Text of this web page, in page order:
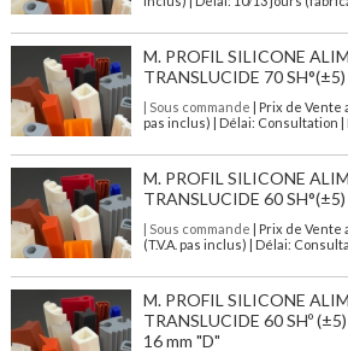
M. PROFIL SILICONE
TRANSLUCIDE 70
| Sous commande | Prix de Vente
pas inclus) | Délai: Consultation |
M. PROFIL SILICONE
TRANSLUCIDE 60
| Sous commande | Prix de Vente
(T.V.A. pas inclus) | Délai:
M. PROFIL SILICONE
TRANSLUCIDE 60 SHº
16 mm "D"